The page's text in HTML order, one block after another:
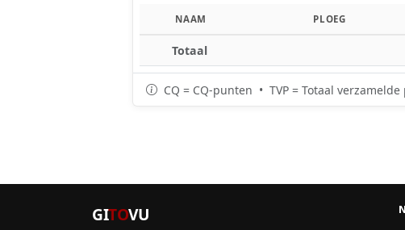
NAAM PLOEG
Totaal
CQ = CQ-punten • TVP = Totaal
GITOVU